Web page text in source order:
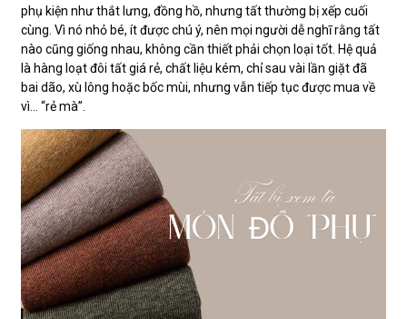
phụ kiện như thắt lưng, đồng hồ, nhưng tất thường bị xếp cuối
cùng. Vì nó nhỏ bé, ít được chú ý, nên mọi người dễ nghĩ rằng tất
nào cũng giống nhau, không cần thiết phải chọn loại tốt. Hệ quả
là hàng loạt đôi tất giá rẻ, chất liệu kém, chỉ sau vài lần giặt đã
bai dão, xù lông hoặc bốc mùi, nhưng vẫn tiếp tục được mua về
vì… “rẻ mà”.